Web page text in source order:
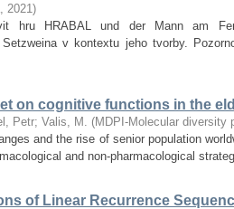
, 2021)
hru HRABAL und der Mann am
v kontextu jeho tvorby.
on cognitive functions in the
Petr; Valis, M. (MDPI-Molecular diversity
and the rise of senior population
and non‐pharmacological
of Linear Recurrence